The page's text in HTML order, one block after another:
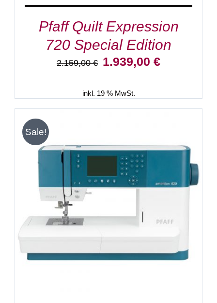
Pfaff Quilt Expression
720 Special Edition
2.159,00€ Ursprünglicher
2.159,00 €
1.939,00 €Aktueller
inkl. 19 % MwSt.
Sale!
IN DEN WARENKORB